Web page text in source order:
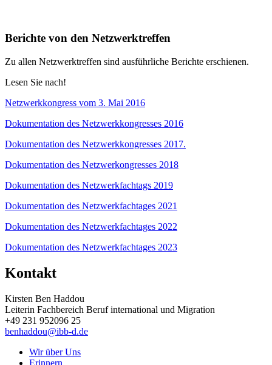
Berichte von den Netzwerktreffen
Zu allen Netzwerktreffen sind ausführliche Berichte erschienen.
Lesen Sie nach!
Netzwerkkongress vom 3. Mai 2016
Dokumentation des Netzwerkkongresses 2016
Dokumentation des Netzwerkkongresses 2017.
Dokumentation des Netzwerkongresses 2018
Dokumentation des Netzwerkfachtags 2019
Dokumentation des Netzwerkfachtages 2021
Dokumentation des Netzwerkfachtages 2022
Dokumentation des Netzwerkfachtages 2023
Kontakt
Kirsten Ben Haddou
Leiterin Fachbereich Beruf international und Migration
+49 231 952096 25
benhaddou@ibb-d.de
Wir über Uns
Erinnern